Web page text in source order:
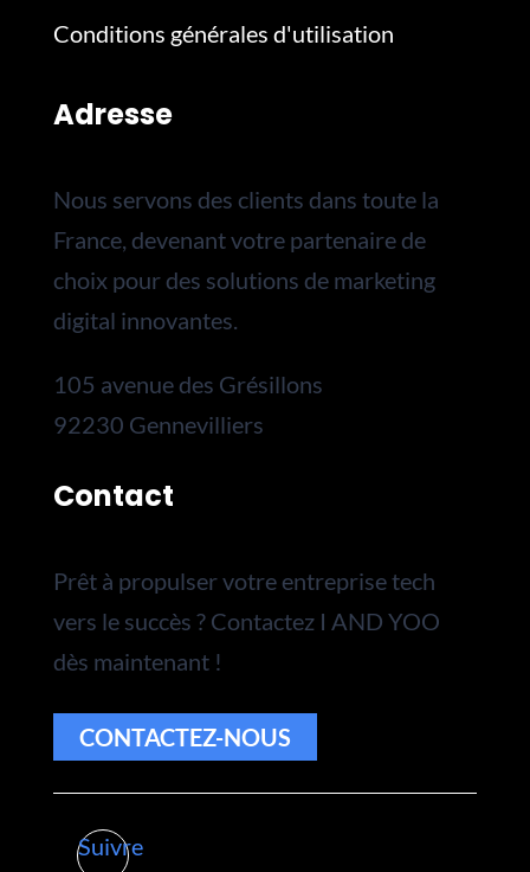
Conditions générales d'utilisation
Adresse
Nous servons des clients dans toute la
France, devenant votre partenaire de
choix pour des solutions de marketing
digital innovantes.
105 avenue des Grésillons
92230 Gennevilliers
Contact
Prêt à propulser votre entreprise tech
vers le succès ? Contactez I AND YOO
dès maintenant !
CONTACTEZ-NOUS
Suivre